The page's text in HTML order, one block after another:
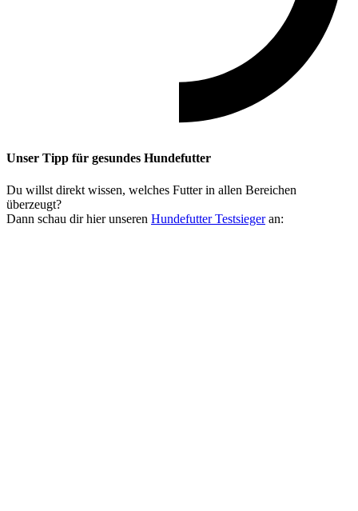
Unser Tipp für gesundes Hundefutter
Du willst direkt wissen, welches Futter in allen Bereichen
überzeugt?
Dann schau dir hier unseren Hundefutter Testsiegeran: